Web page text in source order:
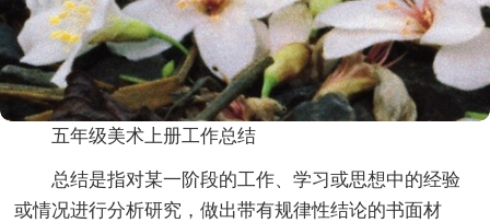
五年级美术上册工作总结
总结是指对某一阶段的工作、学习或思想中的经验
或情况进行分析研究，做出带有规律性结论的书面材